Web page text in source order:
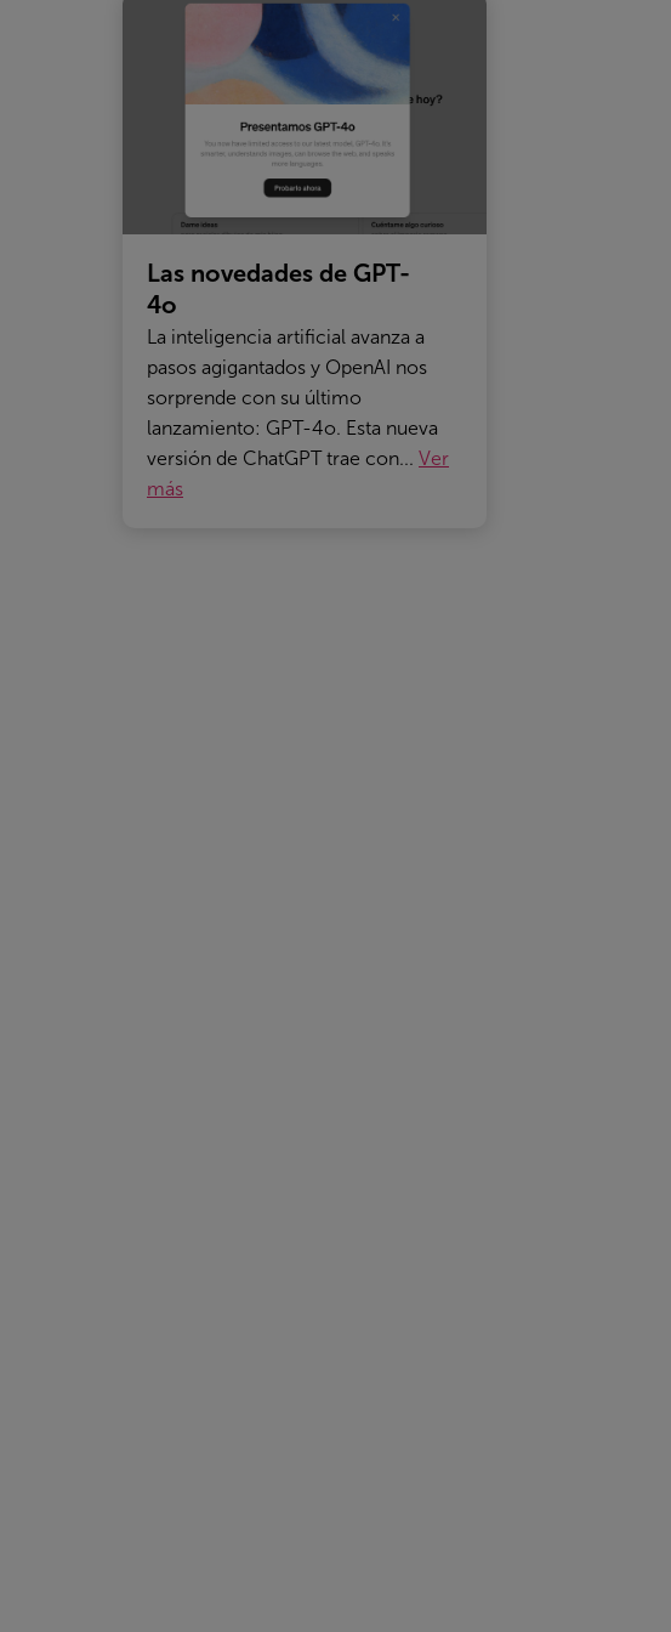
Las novedades de GPT-
4o
La inteligencia artificial avanza a
pasos agigantados y OpenAI nos
sorprende con su último
lanzamiento: GPT-4o. Esta nueva
versión de ChatGPT trae con... Ver
más